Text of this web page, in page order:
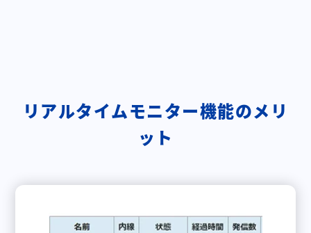
リアルタイムモニター機能のメリ
ット